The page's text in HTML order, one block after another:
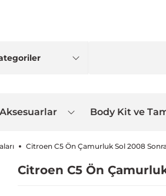
Aksesuarlar Body Kit ve
Citroen C5 Ön Çamurluk Sol 2008
Citroen C5 Ön